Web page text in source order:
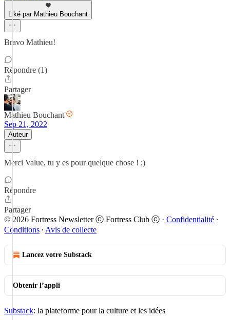
Liké par Mathieu Bouchant
Bravo Mathieu!
Répondre (1)
Partager
Mathieu Bouchant
Sep 21, 2022
Auteur
Merci Value, tu y es pour quelque chose ! ;)
Répondre
Partager
© 2026 Fortress Newsletter ⓒ Fortress Club ⓒ · Confidentialité ∙
Conditions ∙ Avis de collecte
Lancez votre Substack
Obtenir l’appli
Substack: la plateforme pour la culture et les idées